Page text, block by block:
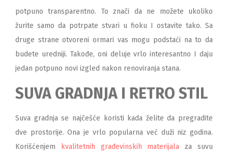
potpuno transparentno. To znači da ne možete ukoliko
žurite samo da potrpate stvari u fioku I ostavite tako. Sa
druge strane otvoreni ormari vas mogu podstaći na to da
budete uredniji. Takođe, oni deluje vrlo interesantno I daju
jedan potpuno novi izgled nakon renoviranja stana.
SUVA GRADNJA I RETRO STIL
Suva gradnja se najčešće koristi kada želite da pregradite
dve prostorije. Ona je vrlo popularna već duži niz godina.
Korišćenjem
kvalitetnih građevinskih materijala za suvu